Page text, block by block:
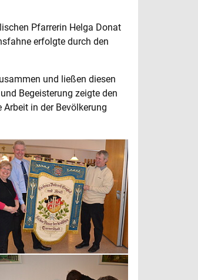
Pfarrerin Helga Donat
erfolgte durch den
und ließen diesen
Begeisterung zeigte den
in der Bevölkerung